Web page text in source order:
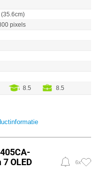
pixels
8.5 8.5
OLED
6x